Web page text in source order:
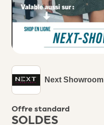
Next Showroom
Offre standard
SOLDES